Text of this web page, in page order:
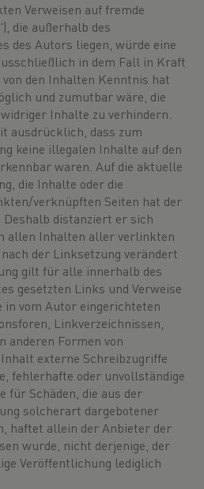
Verweisen auf fremde
die außerhalb des
des Autors liegen, würde eine
in dem Fall in Kraft
den Inhalten Kenntnis hat
und zumutbar wäre, die
Inhalte zu verhindern.
ausdrücklich, dass zum
keine illegalen Inhalte auf den
waren. Auf die aktuelle
die Inhalte oder die
verknüpften Seiten hat der
distanziert er sich
allen Inhalten aller verlinkten
der Linksetzung verändert
gilt für alle innerhalb des
gesetzten Links und Verweise
vom Autor eingerichteten
Linkverzeichnissen,
anderen Formen von
externe Schreibzugriffe
fehlerhafte oder unvollständige
für Schäden, die aus der
solcherart dargebotener
haftet allein der Anbieter der
wurde, nicht derjenige, der
Veröffentlichung lediglich